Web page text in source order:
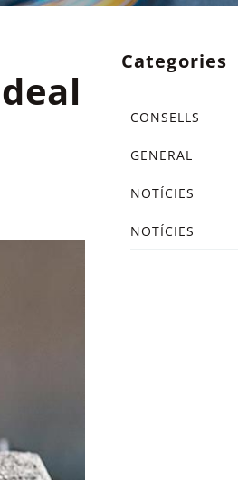
Categories
CONSELLS
GENERAL
NOTÍCIES
NOTÍCIES